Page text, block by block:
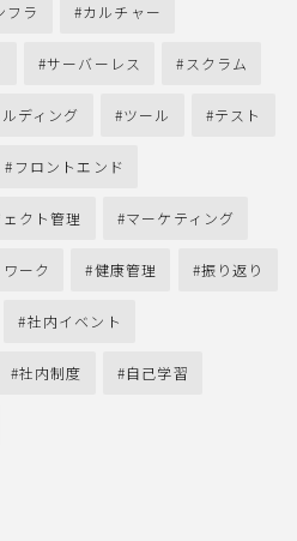
フラ カルチャー
サーバーレス スクラム
ディング ツール テスト
フロントエンド
クト管理 マーケティング
ーク 健康管理 振り返り
社内イベント
社内制度 自己学習